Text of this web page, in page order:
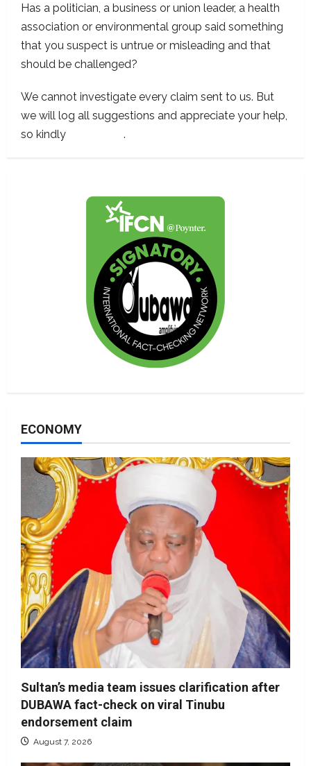
Has a politician, a business or union leader, a health
association or environmental group said something
that you suspect is untrue or misleading and that
should be challenged?
We cannot investigate every claim sent to us. But
we will log all suggestions and appreciate your help,
so kindly
.
ECONOMY
Sultan’s media team issues clarification after
DUBAWA fact-check on viral Tinubu
endorsement claim
August 7, 2026